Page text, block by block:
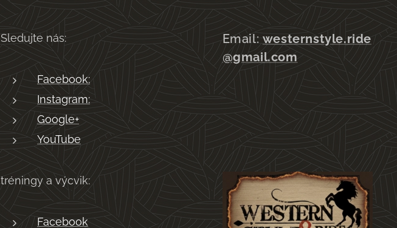
Sledujte nás:
Facebook:
Instagram:
Google+
YouTube
tréningy a výcvik:
Facebook
Email: westernstyle.ride
@gmail.com